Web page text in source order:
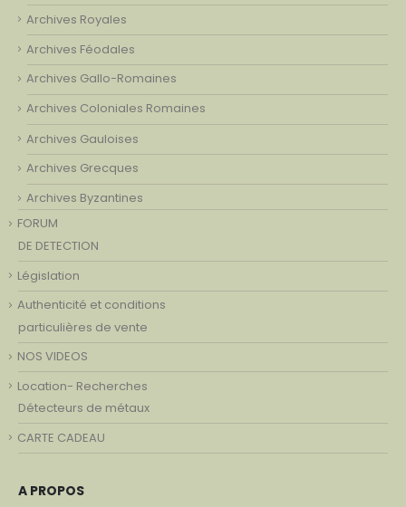
Archives Royales
Archives Féodales
Archives Gallo-Romaines
Archives Coloniales Romaines
Archives Gauloises
Archives Grecques
Archives Byzantines
FORUM
DE DETECTION
Législation
Authenticité et conditions
particulières de vente
NOS VIDEOS
Location- Recherches
Détecteurs de métaux
CARTE CADEAU
A PROPOS